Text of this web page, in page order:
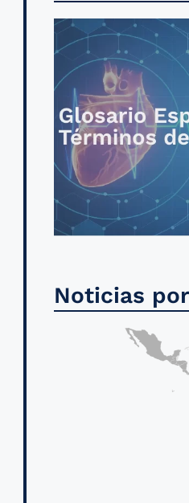
Noticias